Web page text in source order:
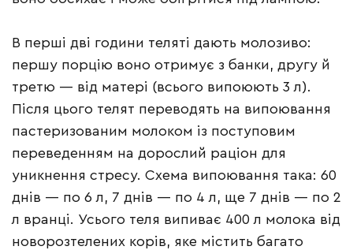
В перші дві години теляті дають молозиво:
першу порцію воно отримує з банки, другу й
третю — від матері (всього випоюють 3 л).
Після цього телят переводять на випоювання
пастеризованим молоком із поступовим
переведенням на дорослий раціон для
уникнення стресу. Схема випоювання така: 60
днів — по 6 л, 7 днів — по 4 л, ще 7 днів — по 2
л вранці. Усього теля випиває 400 л молока від
новорозтелених корів, яке містить багато